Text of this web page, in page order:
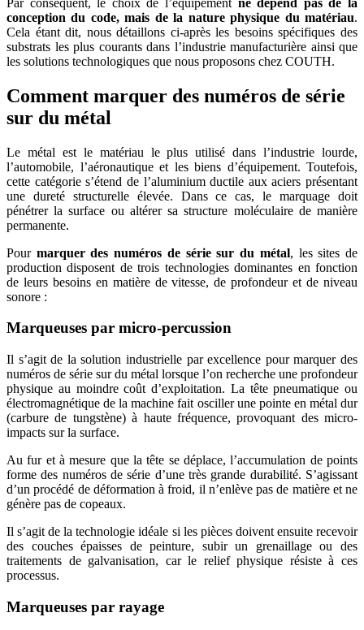
conception du code, mais de la nature physique du matériau.
Cela étant dit, nous détaillons ci-après les besoins spécifiques des
substrats les plus courants dans l’industrie manufacturière ainsi que
les solutions technologiques que nous proposons chez COUTH.
Comment marquer des numéros de série
sur du métal
Le métal est le matériau le plus utilisé dans l’industrie lourde,
l’automobile, l’aéronautique et les biens d’équipement. Toutefois,
cette catégorie s’étend de l’aluminium ductile aux aciers présentant
une dureté structurelle élevée. Dans ce cas, le marquage doit
pénétrer la surface ou altérer sa structure moléculaire de manière
permanente.
Pourmarquer des numéros de série sur du métal, les sites de
production disposent de trois technologies dominantes en fonction
de leurs besoins en matière de vitesse, de profondeur et de niveau
sonore :
Marqueuses par micro-percussion
Il s’agit de la solution industrielle par excellence pour marquer des
numéros de série sur du métal lorsque l’on recherche une profondeur
physique au moindre coût d’exploitation. La tête pneumatique ou
électromagnétique de la machine fait osciller une pointe en métal dur
(carbure de tungstène) à haute fréquence, provoquant des micro-
impacts sur la surface.
Au fur et à mesure que la tête se déplace, l’accumulation de points
forme des numéros de série d’une très grande durabilité. S’agissant
d’un procédé de déformation à froid, il n’enlève pas de matière et ne
génère pas de copeaux.
Il s’agit de la technologie idéale si les pièces doivent ensuite recevoir
des couches épaisses de peinture, subir un grenaillage ou des
traitements de galvanisation, car le relief physique résiste à ces
processus.
Marqueuses par rayage